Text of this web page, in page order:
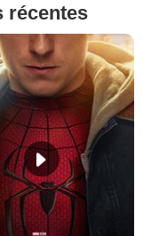
récentes